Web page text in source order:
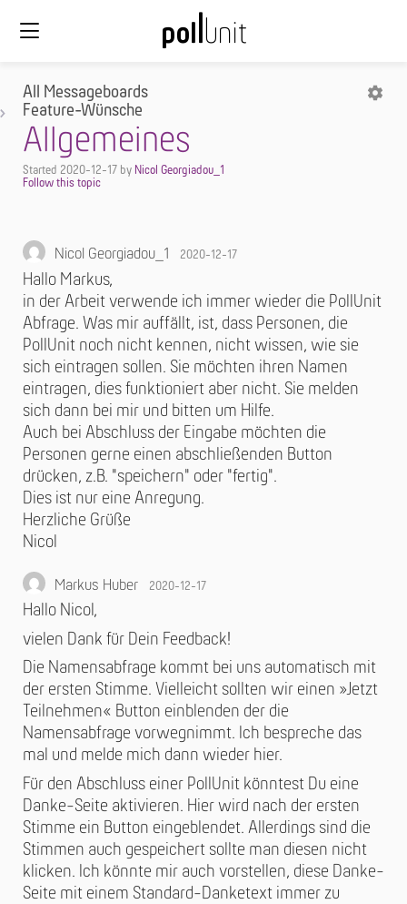
All Messageboards
Feature-Wünsche
Allgemeines
Started 2020-12-17 by Nicol Georgiadou_1
Nicol Georgiadou_1 2020-12-17
Hallo Markus,
in der Arbeit verwende ich immer wieder die PollUnit
Abfrage. Was mir auffällt, ist, dass Personen, die
PollUnit noch nicht kennen, nicht wissen, wie sie
sich eintragen sollen. Sie möchten ihren Namen
eintragen, dies funktioniert aber nicht. Sie melden
sich dann bei mir und bitten um Hilfe.
Auch bei Abschluss der Eingabe möchten die
Personen gerne einen abschließenden Button
drücken, z.B. "speichern" oder "fertig".
Dies ist nur eine Anregung.
Herzliche Grüße
Nicol
Markus Huber 2020-12-17
Hallo Nicol,
vielen Dank für Dein Feedback!
Die Namensabfrage kommt bei uns automatisch mit
der ersten Stimme. Vielleicht sollten wir einen »Jetzt
Teilnehmen« Button einblenden der die
Namensabfrage vorwegnimmt. Ich bespreche das
mal und melde mich dann wieder hier.
Für den Abschluss einer PollUnit könntest Du eine
Danke-Seite aktivieren. Hier wird nach der ersten
Stimme ein Button eingeblendet. Allerdings sind die
Stimmen auch gespeichert sollte man diesen nicht
klicken. Ich könnte mir auch vorstellen, diese Danke-
Seite mit einem Standard-Danketext immer zu